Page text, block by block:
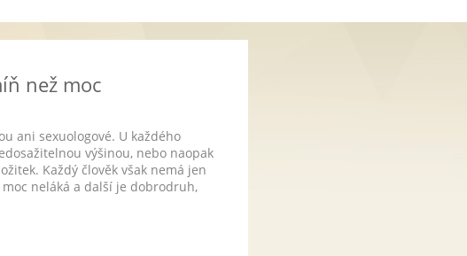
než moc
ani sexuologové. U každého
výšinou, nebo naopak
Každý člověk však nemá jen
neláká a další je dobrodruh,